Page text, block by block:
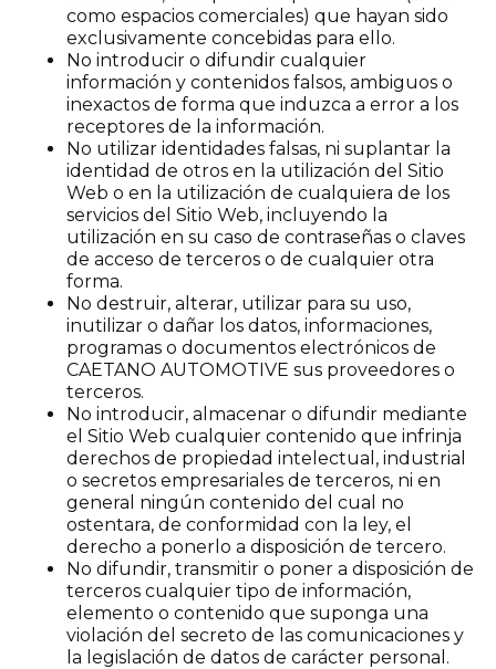
como espacios comerciales) que hayan sido
exclusivamente concebidas para ello.
No introducir o difundir cualquier
información y contenidos falsos, ambiguos o
inexactos de forma que induzca a error a los
receptores de la información.
No utilizar identidades falsas, ni suplantar la
identidad de otros en la utilización del Sitio
Web o en la utilización de cualquiera de los
servicios del Sitio Web, incluyendo la
utilización en su caso de contraseñas o claves
de acceso de terceros o de cualquier otra
forma.
No destruir, alterar, utilizar para su uso,
inutilizar o dañar los datos, informaciones,
programas o documentos electrónicos de
CAETANO AUTOMOTIVE sus proveedores o
terceros.
No introducir, almacenar o difundir mediante
el Sitio Web cualquier contenido que infrinja
derechos de propiedad intelectual, industrial
o secretos empresariales de terceros, ni en
general ningún contenido del cual no
ostentara, de conformidad con la ley, el
derecho a ponerlo a disposición de tercero.
No difundir, transmitir o poner a disposición de
terceros cualquier tipo de información,
elemento o contenido que suponga una
violación del secreto de las comunicaciones y
la legislación de datos de carácter personal.